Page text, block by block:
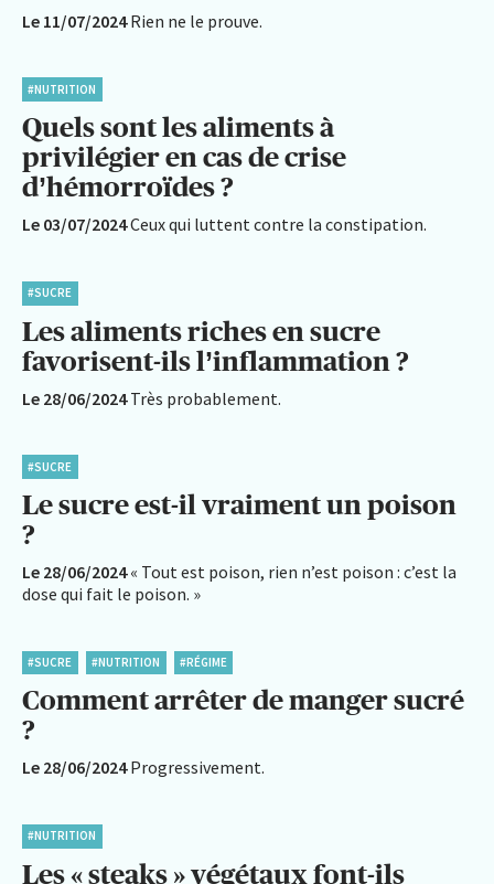
Le 11/07/2024 Rien ne le prouve.
#NUTRITION
Quels sont les aliments à
privilégier en cas de crise
d’hémorroïdes ?
Le 03/07/2024Ceux qui luttent contre la constipation.
#SUCRE
Les aliments riches en sucre
favorisent-ils l’inflammation ?
Le 28/06/2024 Très probablement.
#SUCRE
Le sucre est-il vraiment un poison
?
Le 28/06/2024 « Tout est poison, rien n’est poison : c’est la
dose qui fait le poison. »
#SUCRE #NUTRITION #RÉGIME
Comment arrêter de manger sucré
?
Le 28/06/2024 Progressivement.
#NUTRITION
Les « steaks » végétaux font-ils